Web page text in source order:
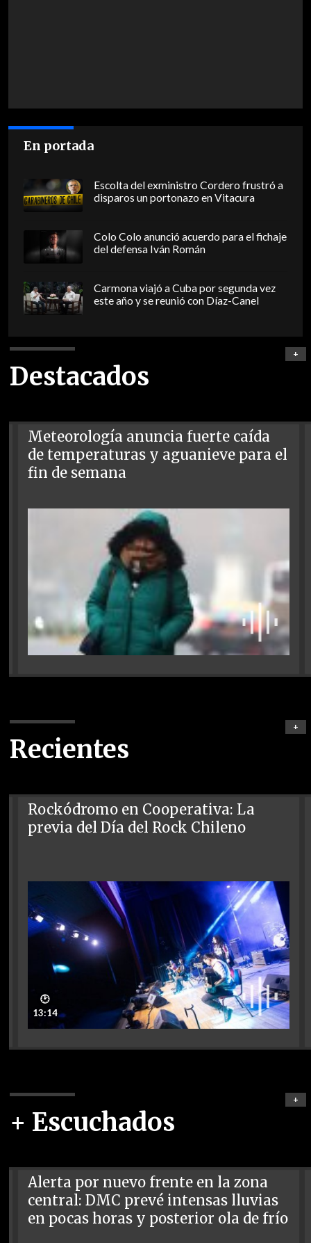
En portada
Escolta del exministro Cordero frustró a
disparos un portonazo en Vitacura
Colo Colo anunció acuerdo para el fichaje
del defensa Iván Román
Carmona viajó a Cuba por segunda vez
este año y se reunió con Díaz-Canel
Destacados
+
Meteorología anuncia fuerte caída
de temperaturas y aguanieve para el
fin de semana
Recientes
+
Rockódromo en Cooperativa: La
previa del Día del Rock Chileno
🕑
13:14
+ Escuchados
+
Alerta por nuevo frente en la zona
central: DMC prevé intensas lluvias
en pocas horas y posterior ola de frío